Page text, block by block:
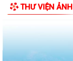
Công khai tình hình
20/7/2026
THƯ VIỆN ẢNH